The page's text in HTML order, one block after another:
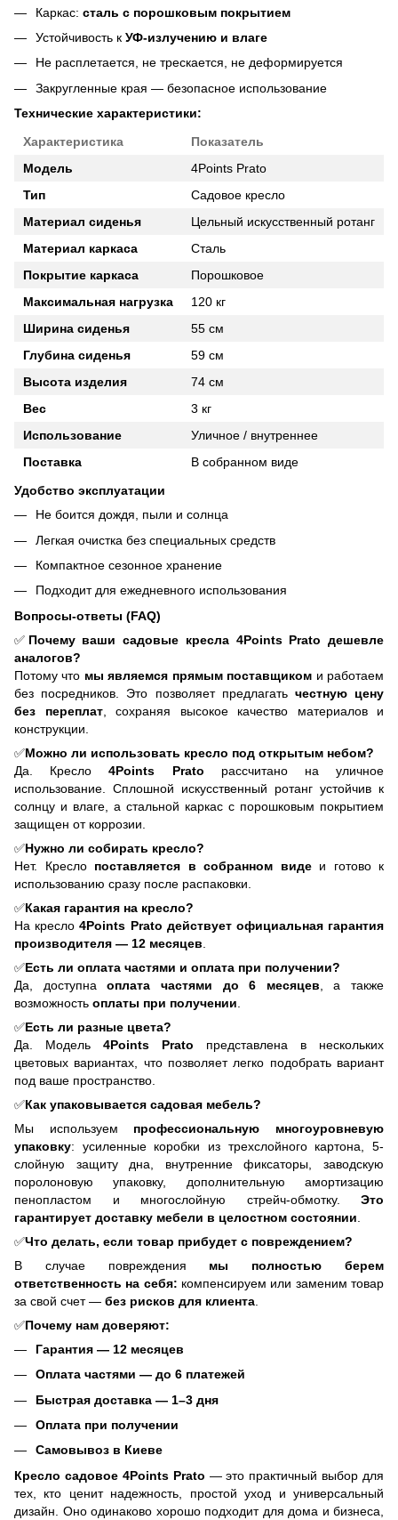
Каркас: сталь с порошковым покрытием
Устойчивость к УФ-излучению и влаге
Не расплетается, не трескается, не деформируется
Закругленные края — безопасное использование
Технические характеристики:
Характеристика
Показатель
Модель
4Points Prato
Тип
Садовое кресло
Материал сиденья
Цельный искусственный ротанг
Материал каркаса
Сталь
Покрытие каркаса
Порошковое
Максимальная нагрузка
120 кг
Ширина сиденья
55 см
Глубина сиденья
59 см
Высота изделия
74 см
Вес
3 кг
Использование
Уличное / внутреннее
Поставка
В собранном виде
Удобство эксплуатации
Не боится дождя, пыли и солнца
Легкая очистка без специальных средств
Компактное сезонное хранение
Подходит для ежедневного использования
Вопросы-ответы (FAQ)
✅ Почему ваши садовые кресла 4Points Prato дешевле
аналогов?
Потому что мы являемся прямым поставщиком и работаем
без посредников. Это позволяет предлагать честную цену
без переплат, сохраняя высокое качество материалов и
конструкции.
✅Можно ли использовать кресло под открытым небом?
Да. Кресло4Points Prato рассчитано на уличное
использование. Сплошной искусственный ротанг устойчив к
солнцу и влаге, а стальной каркас с порошковым покрытием
защищен от коррозии.
✅Нужно ли собирать кресло?
Нет. Кресло поставляется в собранном видеи готово к
использованию сразу после распаковки.
✅Какая гарантия на кресло?
На кресло4Points Prato действует официальная гарантия
производителя — 12 месяцев
✅Есть ли оплата частями и оплата при получении?
Да, доступнаоплата частями до 6 месяцев , а также
возможность оплаты при получении
✅Есть ли разные цвета?
Да. Модель 4Points Prato представлена в нескольких
цветовых вариантах, что позволяет легко подобрать вариант
под ваше пространство.
✅Как упаковывается садовая мебель?
Мы используем профессиональную многоуровневую
упаковку: усиленные коробки из трехслойного картона, 5-
слойную защиту дна, внутренние фиксаторы, заводскую
поролоновую упаковку, дополнительную амортизацию
пенопластом и многослойную стрейч-обмотку. Это
гарантирует доставку мебели в целостном состоянии
✅Что делать, если товар прибудет с повреждением?
В случае повреждения мы полностью берем
ответственность на себя: компенсируем или заменим товар
за свой счет — без рисков для клиента
✅Почему нам доверяют:
Гарантия — 12 месяцев
Оплата частями — до 6 платежей
Быстрая доставка — 1–3 дня
Оплата при получении
Самовывоз в Киеве
Кресло садовое 4Points Prato — это практичный выбор для
тех, кто ценит надежность, простой уход и универсальный
дизайн. Оно одинаково хорошо подходит для дома и бизнеса,